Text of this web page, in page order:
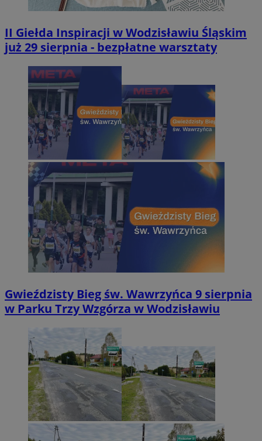
II Giełda Inspiracji w Wodzisławiu Śląskim
już 29 sierpnia - bezpłatne warsztaty
Gwieździsty Bieg św. Wawrzyńca 9 sierpnia
w Parku Trzy Wzgórza w Wodzisławiu